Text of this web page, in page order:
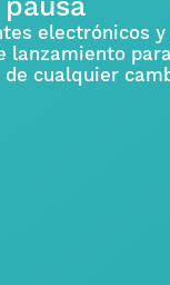
electrónicos
para
cualquier